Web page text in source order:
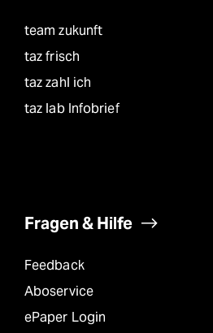
team zukunft
taz frisch
taz zahl ich
taz lab Infobrief
Fragen & Hilfe
Feedback
Aboservice
ePaper Login